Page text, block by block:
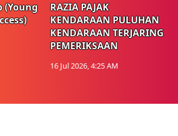
(Young
RAZIA PAJAK
KENDARAAN PULUHAN
KENDARAAN TERJARING
PEMERIKSAAN
16 Jul 2026, 4:25 AM